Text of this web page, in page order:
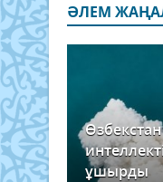
ӘЛЕМ
ұшырды